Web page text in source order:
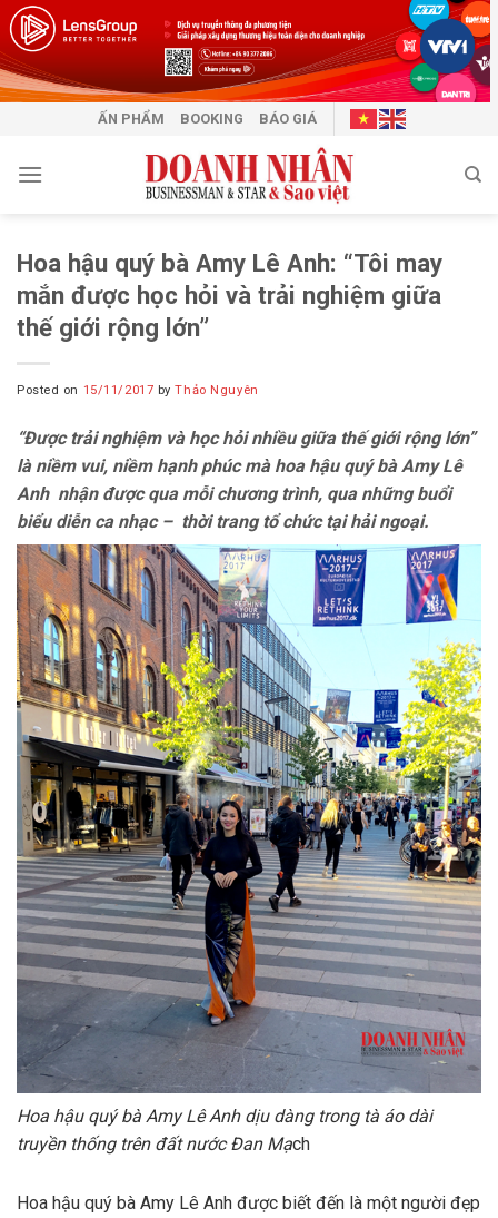
Skip
to
content
ẤN PHẨM BOOKING BÁO GIÁ
Hoa hậu quý bà Amy Lê Anh: “Tôi may
mắn được học hỏi và trải nghiệm giữa
thế giới rộng lớn”
Posted on 15/11/2017 byThảo Nguyên
“Được trải nghiệm và học hỏi nhiều giữa thế giới rộng lớn”
là niềm vui, niềm hạnh phúc mà hoa hậu quý bà Amy Lê
Anh nhận được qua mỗi chương trình, qua những buổi
biểu diễn ca nhạc – thời trang tổ chức tại hải ngoại.
Hoa hậu quý bà Amy Lê Anh dịu dàng trong tà áo dài
truyền thống trên đất nước Đan Mạch
Hoa hậu quý bà Amy Lê Anh được biết đến là một người đẹp